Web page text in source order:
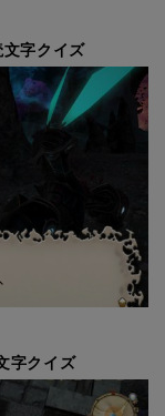
字クイズ
字クイズ